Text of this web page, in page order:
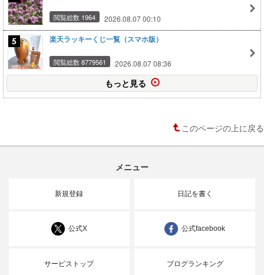
閲覧総数 1964 2026.08.07 00:10
楽天ラッキーくじ一覧（スマホ版）
閲覧総数 8779561 2026.08.07 08:36
もっと見る
このページの上に戻る
メニュー
新規登録 日記を書く
公式X 公式facebook
サービストップ ブログランキング